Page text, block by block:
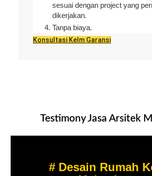
sesuai dengan project yang
dikerjakan.
Tanpa biaya.
Konsultasi Kelm Garansi
Testimony Jasa Arsitek
# Desain Rumah